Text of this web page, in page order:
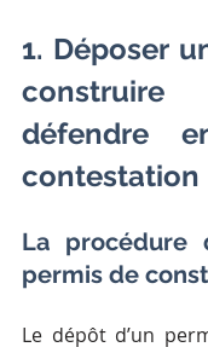
1. Déposer
défendre
contestation
La procédure
permis de
Le dépôt d’un